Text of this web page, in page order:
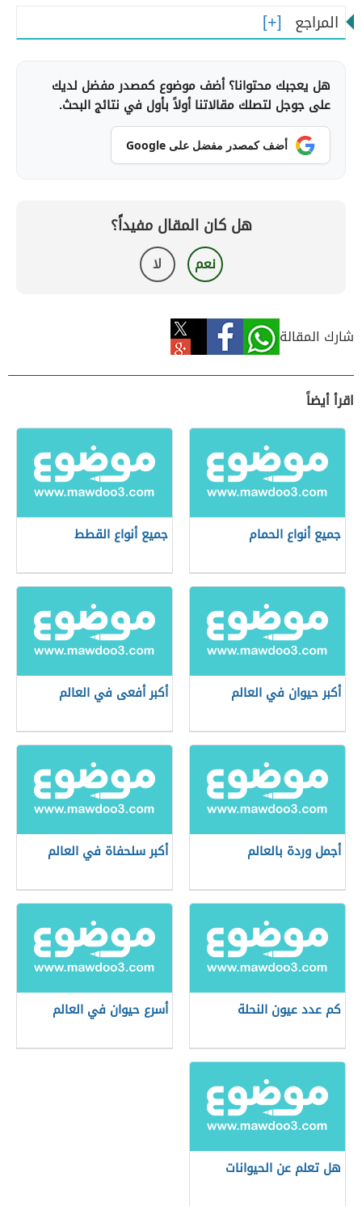
المراجع
هل يعجبك محتوانا؟ أضف موضوع كمصدر مفضل لديك
على جوجل لتصلك مقالاتنا أولاً بأول في نتائج البحث.
أضف كمصدر مفضل على Google
هل كان المقال مفيداً؟
نعم لا
شارك المقالة
اقرأ أيضاً
جميع أنواع الحمام جميع أنواع القطط
أكبر حيوان في العالم أكبر أفعى في العالم
أجمل وردة بالعالم أكبر سلحفاة في العالم
كم عدد عيون النحلة أسرع حيوان في العالم
هل تعلم عن الحيوانات